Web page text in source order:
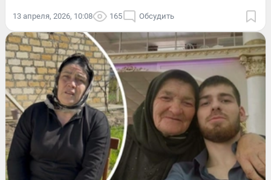
13 апреля, 2026, 10:08 165 Обсудить